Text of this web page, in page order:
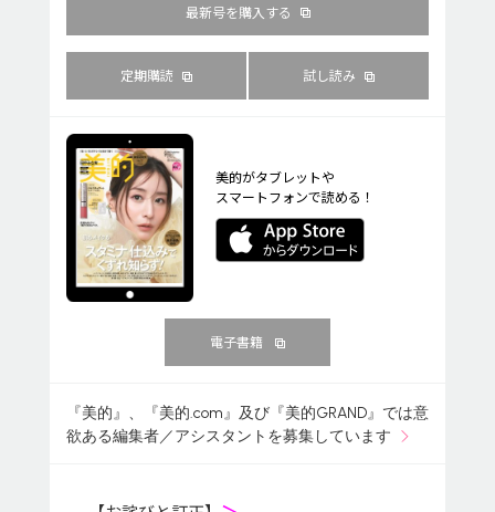
最新号を購入する
定期購読 試し読み
美的がタブレットや
スマートフォンで読める！
電子書籍
『美的』、『美的.com』及び『美的GRAND』では意
欲ある編集者／アシスタントを募集しています